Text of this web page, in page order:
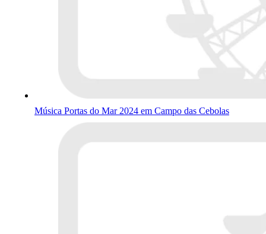
Música Portas do Mar 2024 em Campo das Cebolas